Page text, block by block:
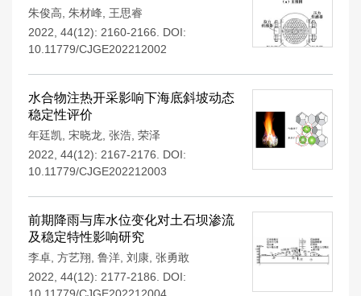
朱俊高 朱材峰 王思睿
2022, 44(12): 2160-2166.
DOI:
10.11779/CJGE202212002
水合物注热开采影响下海底斜坡动态
稳定性评价
年廷凯 宋晓龙 张浩 荣泽
2022, 44(12): 2167-2176.
DOI:
10.11779/CJGE202212003
前期降雨与库水位变化对土石坝渗流
及稳定特性影响研究
李卓 方艺翔 鲁洋 刘康 张勇敢
2022, 44(12): 2177-2186.
DOI: